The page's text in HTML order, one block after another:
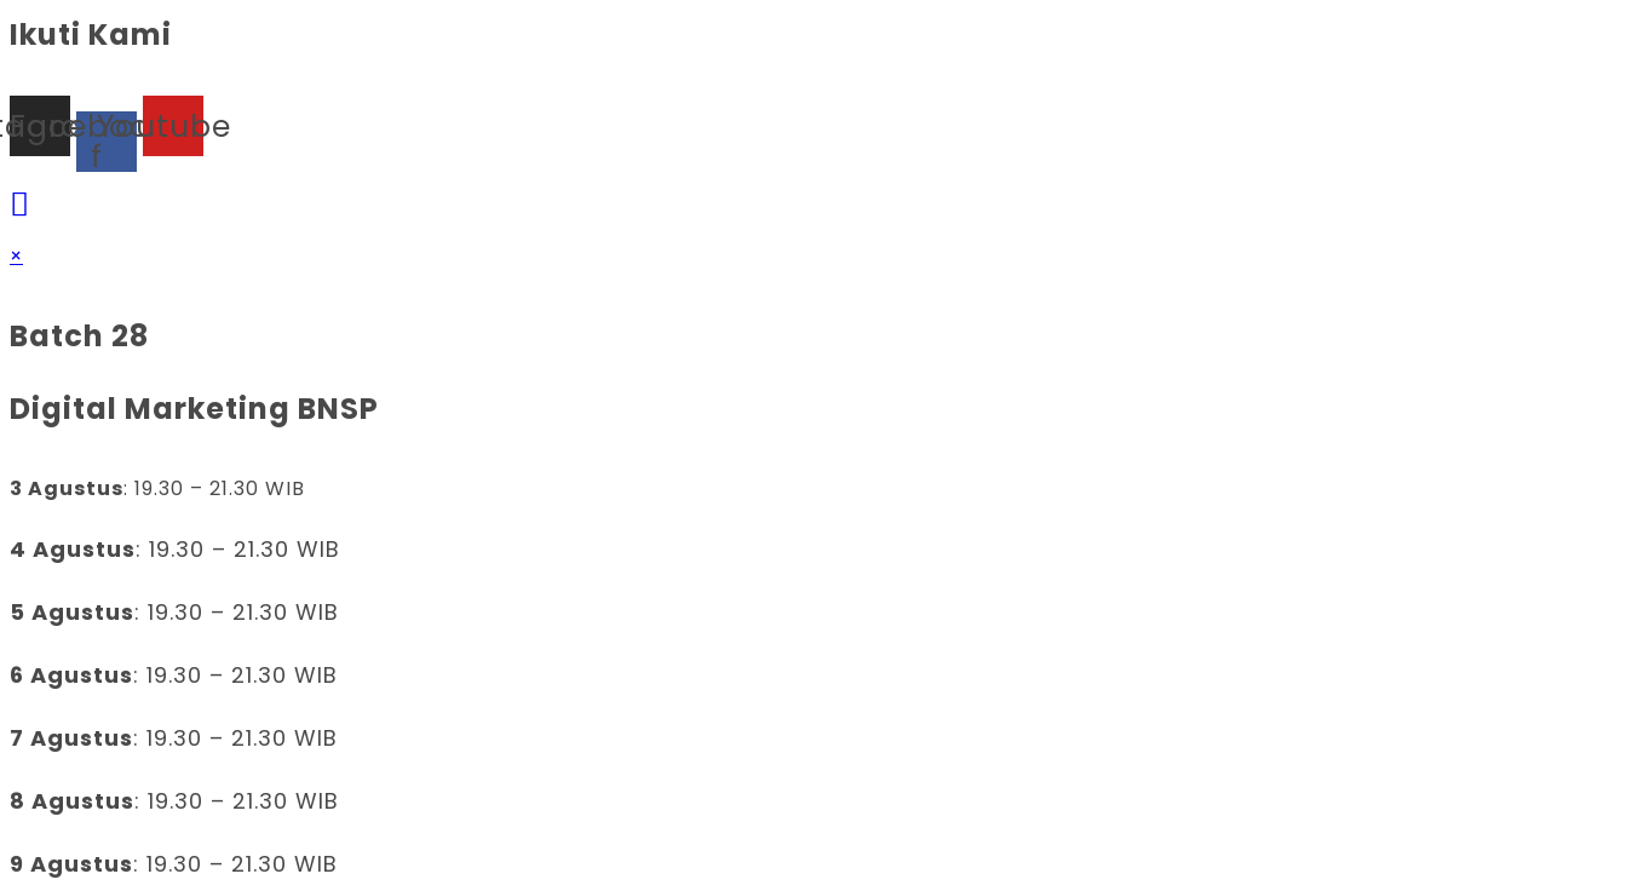
Ikuti Kami
Facebook-
f
Youtube
×
Batch 28
Digital Marketing BNSP
3 Agustus: 19.30 – 21.30 WIB
4 Agustus: 19.30 – 21.30 WIB
5 Agustus: 19.30 – 21.30 WIB
6 Agustus: 19.30 – 21.30 WIB
7 Agustus: 19.30 – 21.30 WIB
8 Agustus: 19.30 – 21.30 WIB
9 Agustus: 19.30 – 21.30 WIB